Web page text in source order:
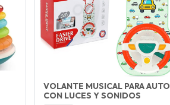
VOLANTE MUSICAL PARA AUTO
CON LUCES Y SONIDOS